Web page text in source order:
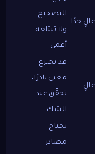
عالٍ جدًا
التصحيح
ولا تبتلعه
أعمى
عالٍ
قد يخترع
معنى نادرًا،
تحقّق عند
الشك
تحتاج
مصادر